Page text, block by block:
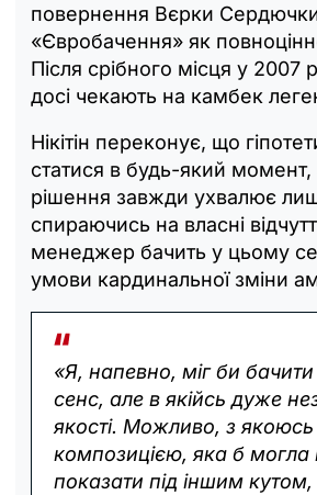
повернення Вєрки
«Євробачення» як
Після срібного місця у 2007
досі чекають на камбек
Нікітін переконує, що
статися в будь-який момент,
рішення завжди ухвалює
спираючись на власні
менеджер бачить у цьому
умови кардинальної зміни
«Я, напевно, міг би
сенс, але в якійсь дуже
якості. Можливо, з якоюсь
композицією, яка б могла
показати під іншим